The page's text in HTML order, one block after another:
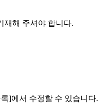
재해 주셔야 합니다.
]에서 수정할 수 있습니다.